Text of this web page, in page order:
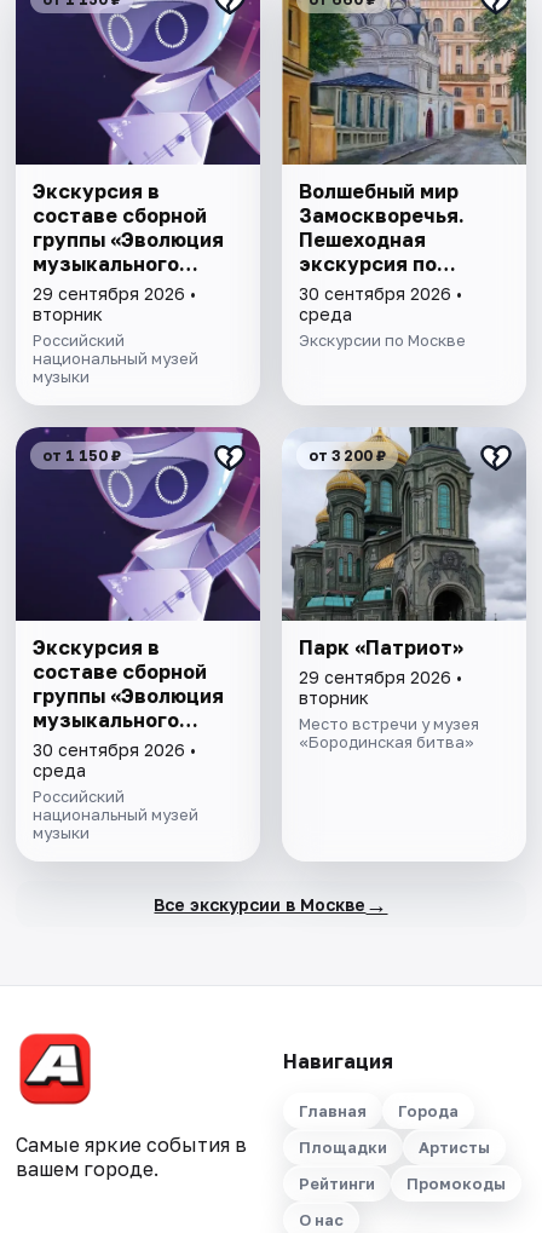
Экскурсия в
составе сборной
группы «Эволюция
музыкального
талантa»
29 сентября 2026 •
вторник
Российский
национальный музей
музыки
Волшебный мир
Замоскворечья.
Пешеходная
экскурсия по
Москве
30 сентября 2026 •
среда
Экскурсии по Москве
от 1 150 ₽
Экскурсия в
составе сборной
группы «Эволюция
музыкального
талантa»
30 сентября 2026 •
среда
Российский
национальный музей
музыки
от 3 200 ₽
Парк «Патриот»
29 сентября 2026 •
вторник
Место встречи у музея
«Бородинская битва»
Все экскурсии в Москве →
Самые яркие события в
вашем городе.
Навигация
Главная
Города
Площадки
Артисты
Рейтинги
Промокоды
О нас